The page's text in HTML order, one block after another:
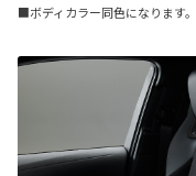
■ボディカラー同色になります。